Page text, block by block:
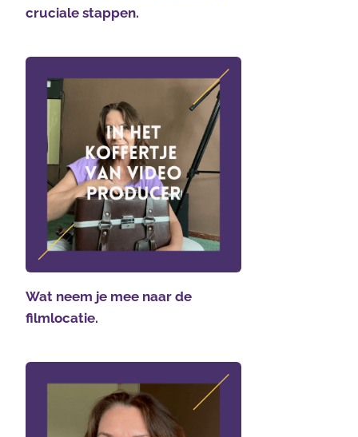
cruciale stappen.
Wat neem je mee naar de
filmlocatie.